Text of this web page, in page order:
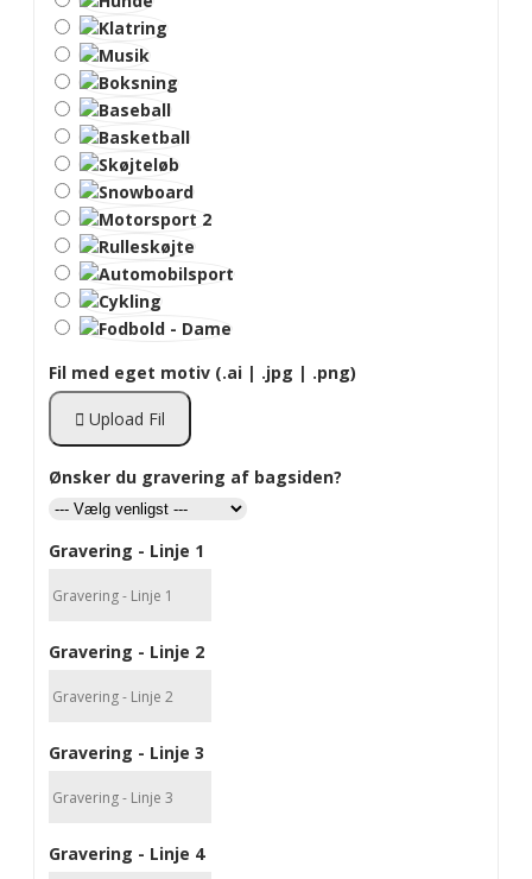
Fil med eget motiv (.ai | .jpg | .png)
Upload Fil
Ønsker du gravering af bagsiden?
Gravering - Linje 1
Gravering - Linje 2
Gravering - Linje 3
Gravering - Linje 4